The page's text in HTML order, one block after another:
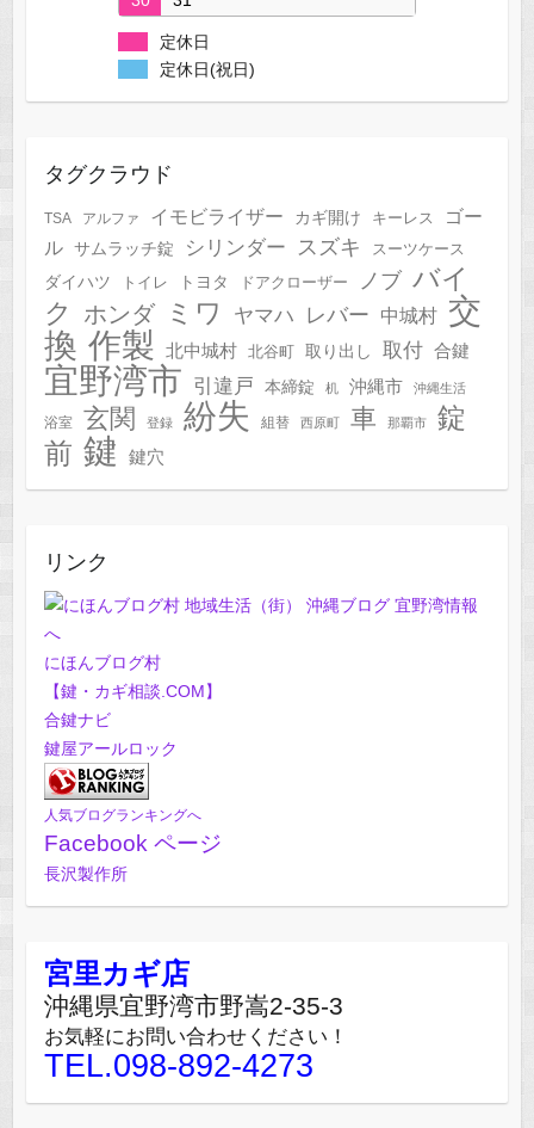
定休日
定休日(祝日)
タグクラウド
TSA アルファ イモビライザー カギ開け キーレス
ゴー
ル サムラッチ錠 シリンダー スズキ
スーツケース
ダイハツ
トイレ トヨタ ドアクローザー ノブ バイ
ク
ホンダ ミワ ヤマハ レバー 中城村 交
換 作製 北中城村 北谷町 取り出し 取付 合鍵
宜野湾市 引違戸 本締錠 机 沖縄市 沖縄生活
浴室 玄関 登録 紛失 組替 西原町 車 那覇市
錠
前 鍵 鍵穴
リンク
にほんブログ村
【鍵・カギ相談.COM】
合鍵ナビ
鍵屋アールロック
人気ブログランキングへ
Facebook ページ
長沢製作所
宮里カギ店
沖縄県宜野湾市野嵩2-35-3
お気軽にお問い合わせください！
TEL.098-892-4273